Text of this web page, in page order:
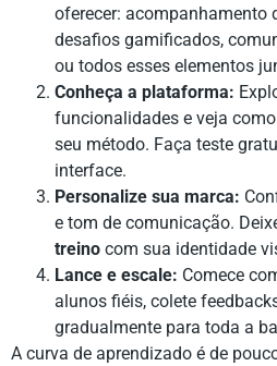
oferecer: acompanhamento
desafios gamificados,
ou todos esses elementos
Conheça a plataforma:
funcionalidades e veja
seu método. Faça teste
interface.
Personalize sua marca:
e tom de comunicação.
treino com sua identidade
Lance e escale: Comece
alunos fiéis, colete
gradualmente para toda a
A curva de aprendizado é de